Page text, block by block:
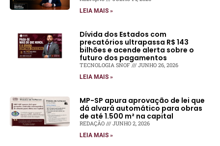
LEIA MAIS »
Dívida dos Estados com
precatórios ultrapassa R$ 143
bilhões e acende alerta sobre o
futuro dos pagamentos
TECNOLOGIA SNOF JUNHO 26, 2026
LEIA MAIS »
MP-SP apura aprovação de lei que
dá alvará automático para obras
de até 1.500 m² na capital
REDAÇÃO JUNHO 2, 2026
LEIA MAIS »